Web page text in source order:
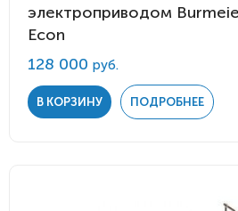
электроприводом
Econ
128 000 руб.
В КОРЗИНУ ПОДРОБНЕЕ